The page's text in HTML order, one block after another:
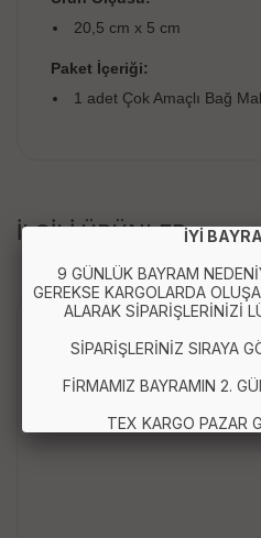
20,5 cm x 5 cm
Paket İçeriği:
1 adet Çok Amaçlı Bağ
İLGİLİ ÜRÜNLER
Anında Kargo
İYİ
9 GÜNLÜK BAYRAM
GEREKSE KARGOLARDA
ALARAK SİPARİŞLERİNİZİ
SİPARİŞLERİNİZ SIRAYA
FİRMAMIZ BAYRAMIN 2.
TEX KARGO PAZAR